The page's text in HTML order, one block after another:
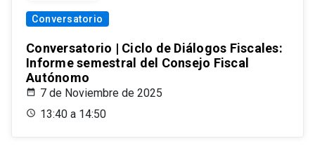
Conversatorio
Conversatorio | Ciclo de Diálogos Fiscales:
Informe semestral del Consejo Fiscal
Autónomo
7 de Noviembre de 2025
13:40 a 14:50